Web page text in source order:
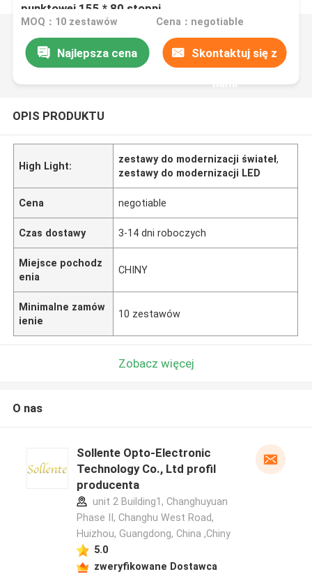
punktowej 155 * 80 stopni
MOQ：10 zestawów Cena：negotiable
Najlepsza cena Skontaktuj się z
nami
OPIS PRODUKTU
High Light:
zestawy do modernizacji świateł,
zestawy do modernizacji LED
Cena negotiable
Czas dostawy 3-14 dni roboczych
Miejsce pochodz
enia
CHINY
Minimalne zamów
ienie
10 zestawów
Zobacz więcej
O nas
Sollente Opto-Electronic
Technology Co., Ltd profil
producenta
unit 2 Building1, Changhuyuan
Phase II, Changhu West Road,
Huizhou, Guangdong, China ,Chiny
5.0
zweryfikowane Dostawca